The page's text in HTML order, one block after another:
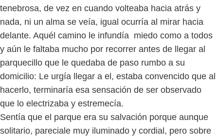
tenebrosa, de vez en cuando volteaba hacia atrás y
nada, ni un alma se veía, igual ocurría al mirar hacia
delante. Aquél camino le infundía miedo como a todos
y aún le faltaba mucho por recorrer antes de llegar al
parquecillo que le quedaba de paso rumbo a su
domicilio: Le urgía llegar a el, estaba convencido que al
hacerlo, terminaría esa sensación de ser observado
que lo electrizaba y estremecía.
Sentía que el parque era su salvación porque aunque
solitario, pareciale muy iluminado y cordial, pero sobre